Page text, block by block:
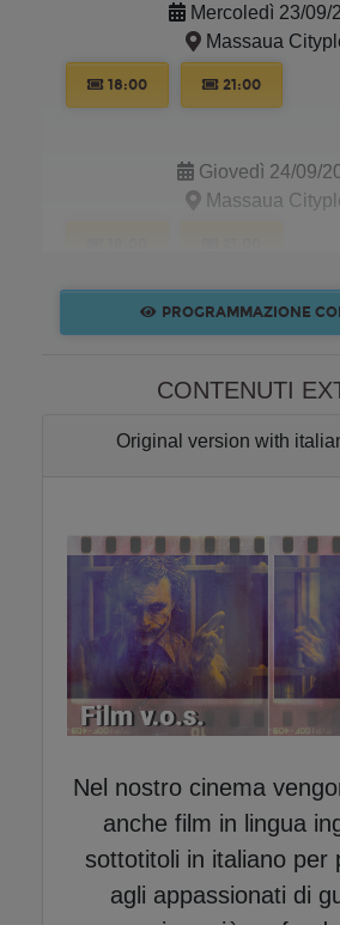
CONTENUTI
Original version with
Nel nostro cinema
anche film in lingua
sottotitoli in italiano per
agli appassionati di
Mercoledì 23/09/
Massaua
18:00 21:00
Giovedì 24/09/
Massaua
Venerdì 25/09/
21:00
18:00 21:00
Domenica 27/09/
Massaua
16:40
Massaua
PROGRAMMAZIONE